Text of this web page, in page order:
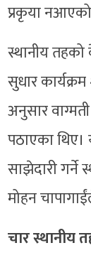
प्रकृया
स्थानीय तहको
सुधार
अनुसार
पठाएका थिए।
साझेदारी गर्ने
मोहन
चार स्थानीय